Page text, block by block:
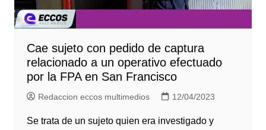
Cae sujeto con pedido de captura
relacionado a un operativo efectuado
por la FPA en San Francisco
Redaccion eccos multimedios 12/04/2023
Se trata de un sujeto quien era investigado y